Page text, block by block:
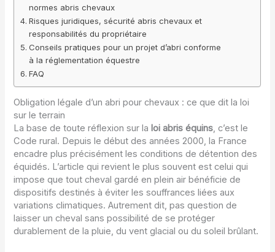
normes abris chevaux
Risques juridiques, sécurité abris chevaux et
responsabilités du propriétaire
Conseils pratiques pour un projet d’abri conforme
à la réglementation équestre
FAQ
Obligation légale d’un abri pour chevaux : ce que dit la loi
sur le terrain
La base de toute réflexion sur la loi abris équins, c’est le
Code rural. Depuis le début des années 2000, la France
encadre plus précisément les conditions de détention des
équidés. L’article qui revient le plus souvent est celui qui
impose que tout cheval gardé en plein air bénéficie de
dispositifs destinés à éviter les souffrances liées aux
variations climatiques. Autrement dit, pas question de
laisser un cheval sans possibilité de se protéger
durablement de la pluie, du vent glacial ou du soleil brûlant.